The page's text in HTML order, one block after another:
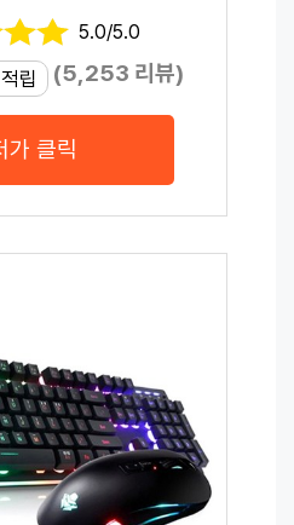
5.0/5.0
립 (5,253 리뷰)
가 클릭